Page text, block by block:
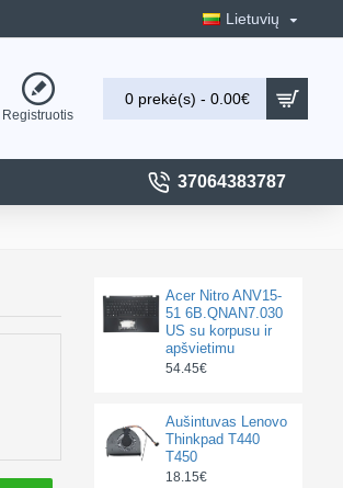
Lietuvių
Registruotis
0 prekė(s) - 0.00€
37064383787
Acer Nitro ANV15-
51 6B.QNAN7.030
US su korpusu ir
apšvietimu
54.45€
Aušintuvas Lenovo
Thinkpad T440
T450
18.15€